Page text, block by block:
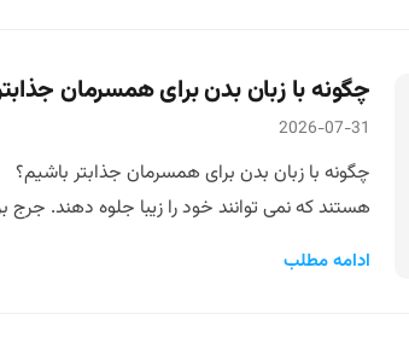
چگونه با زبان بدن برای همسرمان
2026-07-31
چگونه با زبان بدن برای همسرمان جذابتر باشیم؟
هستند که نمی توانند خود را زیبا جلوه دهند. جرج
ادامه مطلب